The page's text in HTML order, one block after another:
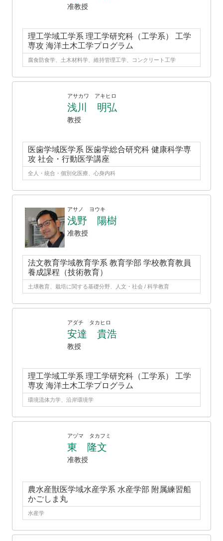
准教授
理工学域工学系 理工学研究科（工学系） 工学
専攻 海洋土木工学プログラム
腐食防食学、土木材料学、維持管理工学、コンクリート工学
アサカワ アキヒロ
浅川 明弘
教授
医歯学域医学系 医歯学総合研究科 健康科学専
攻 社会・行動医学講座
全人・統合・個別化医療、心身内科
アサノ ヨウキ
浅野 陽樹
准教授
法文教育学域教育学系 教育学部 学校教育教員
養成課程（技術教育）
土壌教育、栽培に関する基礎分野、人文・社会 / 科学教育
アダチ タカヒロ
安達 貴浩
教授
理工学域工学系 理工学研究科（工学系） 工学
専攻 海洋土木工学プログラム
環境流体力学、沿岸環境学
アヅマ タカフミ
東 隆文
准教授
農水産獣医学域水産学系 水産学部 附属練習船
かごしま丸
水産学